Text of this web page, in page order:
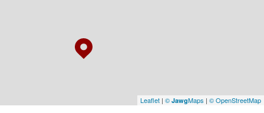
Leaflet | © JawgMaps | © OpenStreetMap